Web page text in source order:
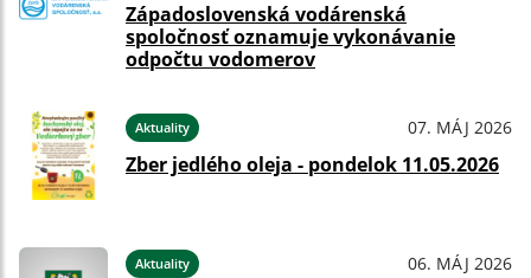
Západoslovenská vodárenská
spoločnosť oznamuje vykonávanie
odpočtu vodomerov
Aktuality 07. MÁJ 2026
Zber jedlého oleja - pondelok 11.05.2026
Aktuality 06. MÁJ 2026